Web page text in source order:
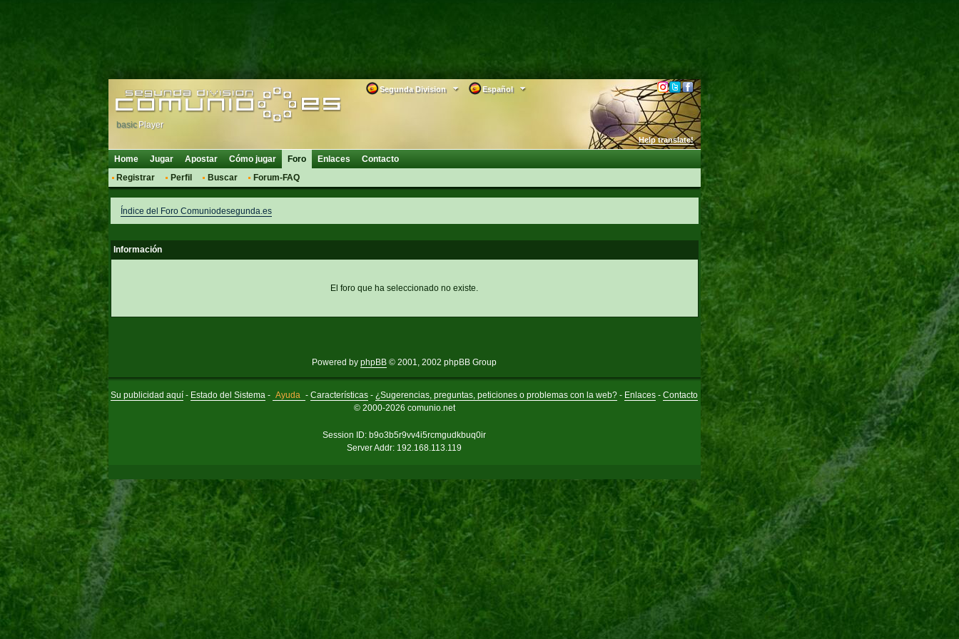
Español
Segunda Division
Help translate!
basic Player
Home Jugar Apostar Cómo jugar
Foro
Registrar
Perfil Buscar Forum-FAQ
Enlaces Contacto
Índice del Foro Comuniodesegunda.es
Información
El foro que ha seleccionado no existe.
Powered by phpBB © 2001, 2002 phpBB Group
Su publicidad aquí - Estado del Sistema - Ayuda - Características- ¿Sugerencias, preguntas, peticiones o problemas con la web?- Enlaces- Contacto
© 2000-2026 comunio.net
Session ID: b9o3b5r9vv4i5rcmgudkbuq0ir
Server Addr: 192.168.113.119